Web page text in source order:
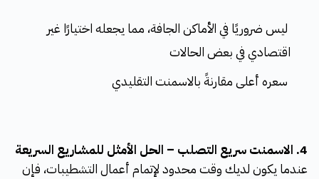
ليس ضروريًا في الأماكن الجافة، مما يجعله اختيارًا غير
اقتصادي في بعض الحالات
سعره أعلى مقارنةً بالاسمنت التقليدي
4. الاسمنت سريع التصلب – الحل الأمثل للمشاريع السريعة
عندما يكون لديك وقت محدود لإتمام أعمال التشطيبات، فإن